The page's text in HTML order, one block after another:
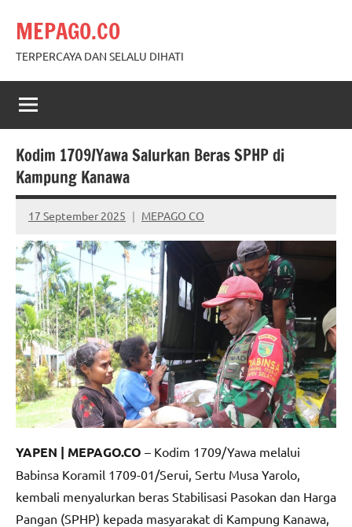
content
MEPAGO.CO
TERPERCAYA DAN SELALU DIHATI
Kodim 1709/Yawa Salurkan Beras SPHP di
Kampung Kanawa
17 September 2025 MEPAGO CO
No
comments
YAPEN | MEPAGO.CO – Kodim 1709/Yawa melalui
Babinsa Koramil 1709-01/Serui, Sertu Musa Yarolo,
kembali menyalurkan beras Stabilisasi Pasokan dan Harga
Pangan (SPHP) kepada masyarakat di Kampung Kanawa,